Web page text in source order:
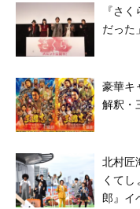
『さ
だった」
豪華キ
解釈・
北村匠
くてし
郎』イ